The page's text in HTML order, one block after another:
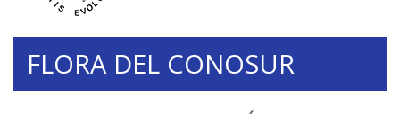
FLORA DEL CONOSUR